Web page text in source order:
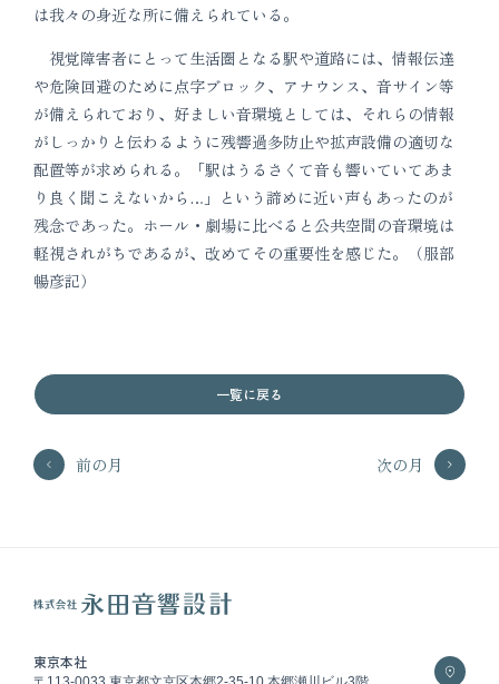
は我々の身近な所に備えられている。
視覚障害者にとって生活圏となる駅や道路には、情報伝達
や危険回避のために点字ブロック、アナウンス、音サイン等
が備えられており、好ましい音環境としては、それらの情報
がしっかりと伝わるように残響過多防止や拡声設備の適切な
配置等が求められる。「駅はうるさくて音も響いていてあま
り良く聞こえないから…」という諦めに近い声もあったのが
残念であった。ホール・劇場に比べると公共空間の音環境は
軽視されがちであるが、改めてその重要性を感じた。（服部
暢彦記）
前の月
一覧に戻る
次の月
東京本社